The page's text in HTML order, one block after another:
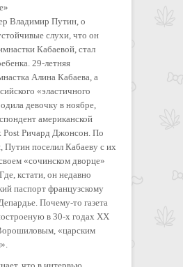
Владимир Путин, о
слухи, что он
Кабаевой, стал
29-летняя
Алина Кабаева, а
«эластичного
девочку в ноябре,
американской
Post Ричард Джонсон. По
Путин поселил Кабаеву с их
«сочинском дворце»
кстати, он недавно
паспорт французскому
Почему-то газета
в 30-х годах XX
«царским